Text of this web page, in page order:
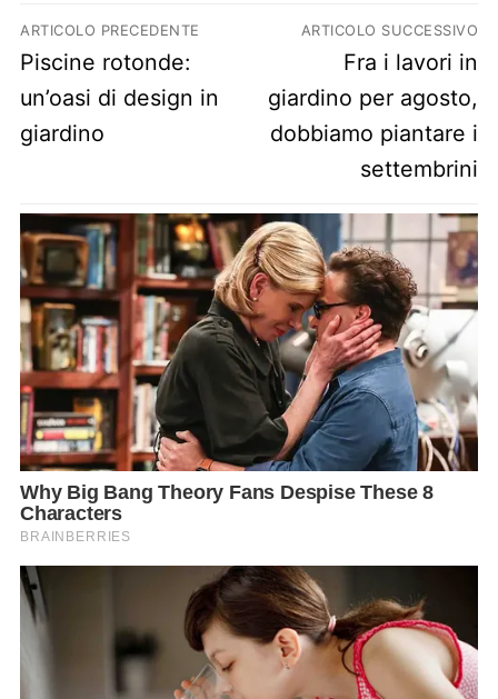
Navigazione articoli
ARTICOLO PRECEDENTE
Previous post:
Piscine rotonde:
un’oasi di design in
giardino
ARTICOLO SUCCESSIVO
Next post:
Fra i lavori in
giardino per agosto,
dobbiamo piantare i
settembrini